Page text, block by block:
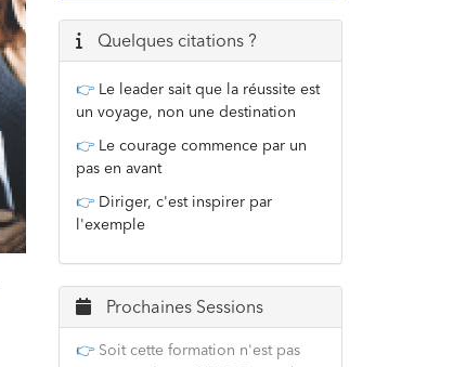
Quelques citations ?
👉 Le leader sait que la réussite est
un voyage, non une destination
👉 Le courage commence par un
pas en avant
👉 Diriger, c'est inspirer par
l'exemple
Prochaines Sessions
👉Soit cette formation n'est pas